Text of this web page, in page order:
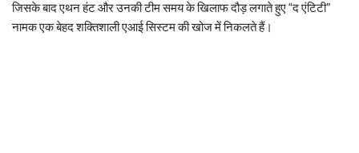
जिसके बाद एथन हंट और उनकी टीम समय के खिलाफ दौड़ लगाते हुए “द एंटिटी”
नामक एक बेहद शक्तिशाली एआई सिस्टम की खोज में निकलते हैं।